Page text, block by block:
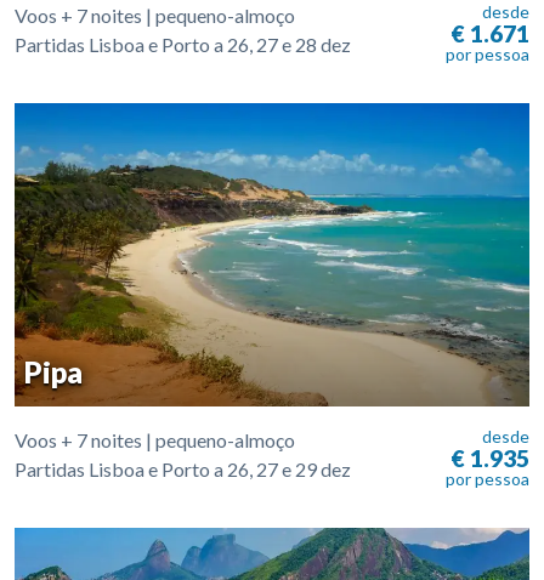
Voos + 7 noites | pequeno-almoço
Partidas Lisboa e Porto a 26, 27 e 28 dez
desde
€ 1.671
por pessoa
Pipa
Voos + 7 noites | pequeno-almoço
Partidas Lisboa e Porto a 26, 27 e 29 dez
desde
€ 1.935
por pessoa